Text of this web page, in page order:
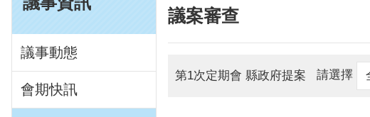
議事動態
會期快訊
議案審查
第1次定期會 縣政府提案 請選擇